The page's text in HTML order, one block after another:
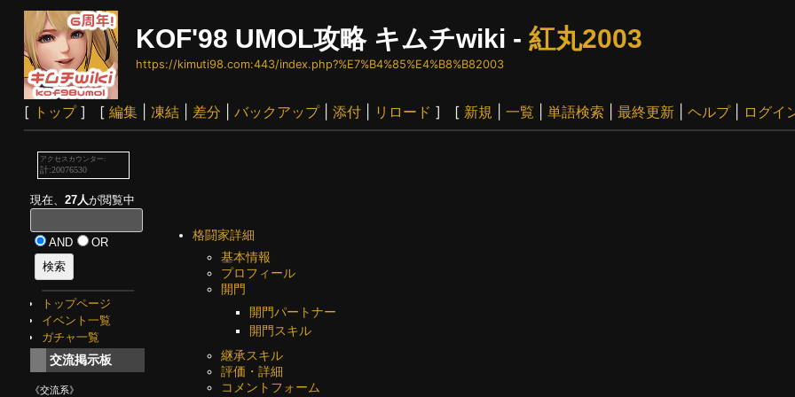
KOF'98 UMOL攻略 キムチwiki - 紅丸2003
https://kimuti98.com:443/index.php?%E7%B4%85%E4%B8%B82003
[ トップ] [ 編集| 凍結| 差分 バックアップ| 添付| リロード ] [ 新規 一覧 単語検索 最終更新| ヘルプ| ログイ
現在、 27人が閲覧中
AND OR
トップページ
イベント一覧
ガチャ一覧
交流掲示板
《交流系》
格闘家詳細
基本情報
プロフィール
開門
開門パートナー
開門スキル
継承スキル
評価・詳細
コメントフォーム